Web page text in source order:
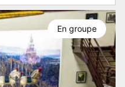
En groupe